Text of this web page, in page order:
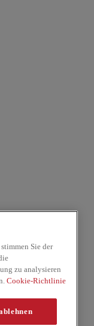
Company, Inc).
Sie der
zu analysieren
Cookie-Richtlinie